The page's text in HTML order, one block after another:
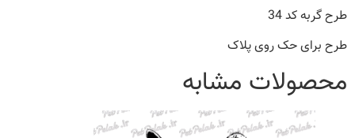
طرح گربه کد 34
طرح برای حک روی پلاک
محصولات مشابه